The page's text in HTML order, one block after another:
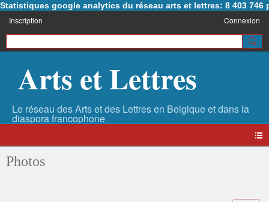
Statistiques google analytics du réseau arts et lettres: 8 403 746
Inscription Connexion
Arts et Lettres
Photos